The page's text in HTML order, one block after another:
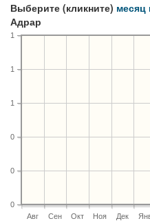
Выберите (кликните) месяц
Адрар
Авг Сен Окт Ноя Дек
0
0
0
1
1
1